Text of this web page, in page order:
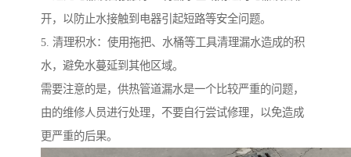
开，以防止水接触到电器引起短路等安全问题。
5. 清理积水：使用拖把、水桶等工具清理漏水造成的积
水，避免水蔓延到其他区域。
需要注意的是，供热管道漏水是一个比较严重的问题，
由的维修人员进行处理，不要自行尝试修理，以免造成
更严重的后果。